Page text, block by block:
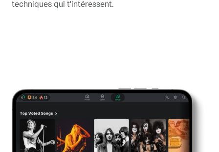
techniques qui t'intéressent.